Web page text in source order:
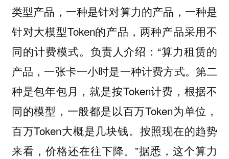
类型产品，一种是针对算力的产品，一种是
针对大模型Token的产品，两种产品采用不
同的计费模式。负责人介绍：“算力租赁的
产品，一张卡一小时是一种计费方式。第二
种是包年包月，就是按Token计费，根据不
同的模型，一般都是以百万Token为单位，
百万Token大概是几块钱。按照现在的趋势
来看，价格还在往下降。”据悉，这个算力